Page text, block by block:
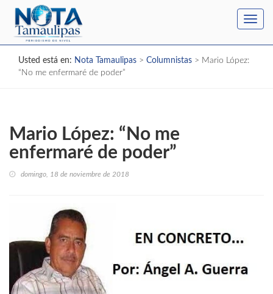
Usted está en: Nota Tamaulipas > Columnistas > Mario López:
“No me enfermaré de poder”
Mario López: “No me
enfermaré de poder”
domingo, 18 de noviembre de 2018